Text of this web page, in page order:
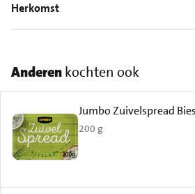
Herkomst
Anderenkochten ook
Jumbo Zuivelspread
200 g